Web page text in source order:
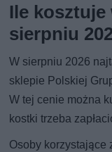
Ile kosztuje
sierpniu
W sierpniu 2026
sklepie Polskiej
W tej cenie można
kostki trzeba
Osoby korzystające